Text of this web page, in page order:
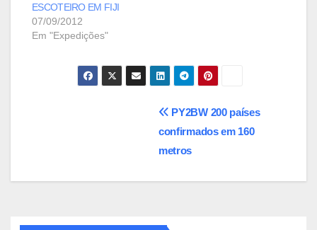
ESCOTEIRO EM FIJI
07/09/2012
Em "Expedições"
Post
PY2BW 200 países
confirmados em 160